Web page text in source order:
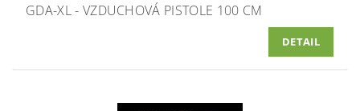
GDA-XL - VZDUCHOVÁ PISTOLE 100 CM
DETAIL